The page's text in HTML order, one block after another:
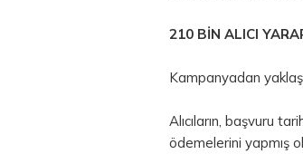
210 BİN ALICI
Kampanyadan
Alıcıların, başvuru
ödemelerini yapmış